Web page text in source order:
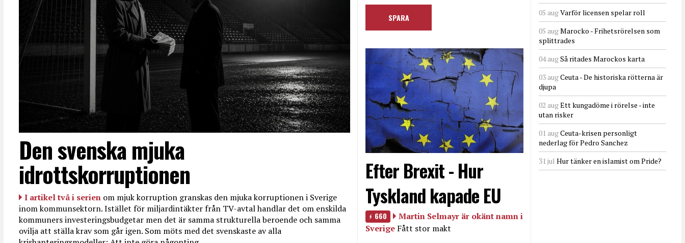
Den svenska mjuka
idrottskorruptionen
I artikel två i serien om mjuk korruption granskas den mjuka korruptionen i Sverige
inom kommunsektorn. Istället för miljardintäkter från TV-avtal handlar det om enskilda
kommuners investeringsbudgetar men det är samma strukturella beroende och samma
ovilja att ställa krav som går igen. Som möts med det svenskaste av alla
Efter Brexit - Hur
Tyskland kapade EU
660
Martin Selmayr är okänt namn i
Sverige Fått stor makt
05 augVarför licensen spelar roll
05 augMarocko - Frihetsrörelsen som
splittrades
04 augSå ritades Marockos karta
03 augCeuta - De historiska rötterna är
djupa
02 augEtt kungadöme i rörelse - inte
utan risker
01 augCeuta-krisen personligt
nederlag för Pedro Sanchez
31 jul Hur tänker en islamist om Pride?